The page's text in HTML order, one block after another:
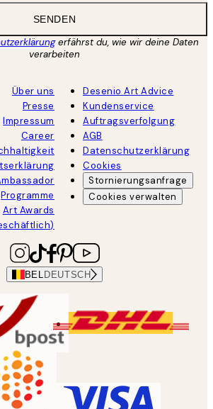
SENDEN
erfährst du, wie wir deine Daten
verarbeiten
Über uns
Presse
Impressum
Career
Programme
Art Awards
Desenio Art Advice
Kundenservice
Auftragsverfolgung
AGB
Datenschutzerklärung
Cookies
Stornierungsanfrage
Cookies verwalten
BEL DEUTSCH